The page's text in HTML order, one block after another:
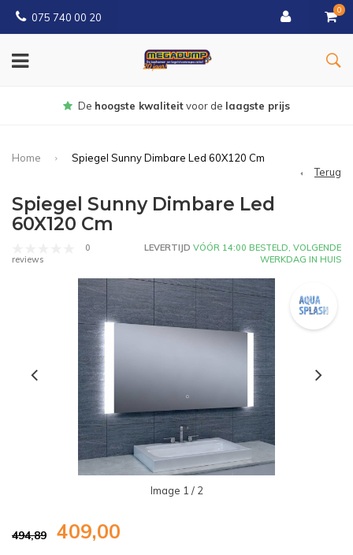
075 740 00 20
0
Gratisbezorgd vanaf € 150
Home
Spiegel Sunny Dimbare Led 60X120 Cm
Terug
Spiegel Sunny Dimbare Led
60X120 Cm
0
reviews
LEVERTIJD VÓÓR 14:00 BESTELD, VOLGENDE
WERKDAG IN HUIS
Image 1 / 2
494,89 409,00